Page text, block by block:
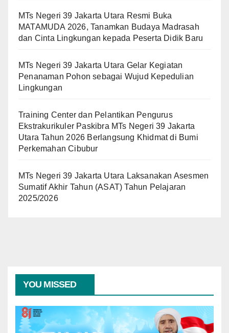
MTs Negeri 39 Jakarta Utara Resmi Buka
MATAMUDA 2026, Tanamkan Budaya Madrasah
dan Cinta Lingkungan kepada Peserta Didik Baru
MTs Negeri 39 Jakarta Utara Gelar Kegiatan
Penanaman Pohon sebagai Wujud Kepedulian
Lingkungan
Training Center dan Pelantikan Pengurus
Ekstrakurikuler Paskibra MTs Negeri 39 Jakarta
Utara Tahun 2026 Berlangsung Khidmat di Bumi
Perkemahan Cibubur
MTs Negeri 39 Jakarta Utara Laksanakan Asesmen
Sumatif Akhir Tahun (ASAT) Tahun Pelajaran
2025/2026
YOU MISSED